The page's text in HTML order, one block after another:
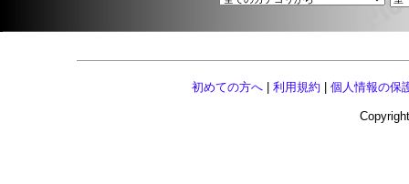
初めての方へ 利用規約 個人情報の保